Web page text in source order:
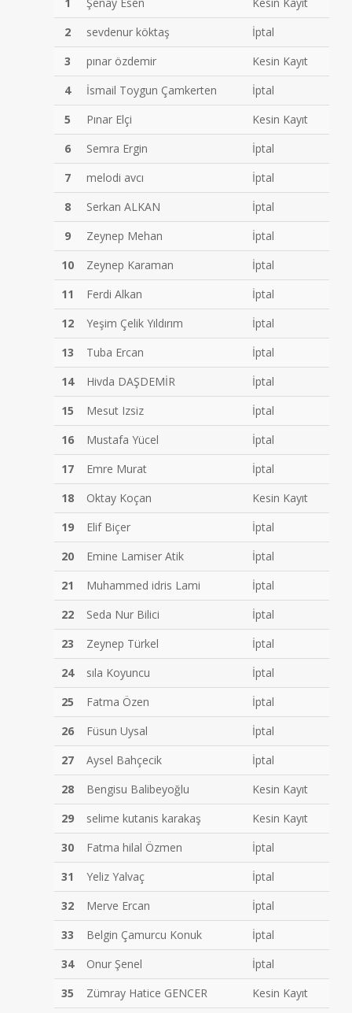
2
sevdenur köktaş
İptal
3
pınar özdemir
Kesin Kayıt
4
İsmail Toygun Çamkerten
İptal
5
Pınar Elçi
Kesin Kayıt
6
Semra Ergin
İptal
7
melodi avcı
İptal
8
Serkan ALKAN
İptal
9
Zeynep Mehan
İptal
10
Zeynep Karaman
İptal
11
Ferdi Alkan
İptal
12
Yeşim Çelik Yıldırım
İptal
13
Tuba Ercan
İptal
14
Hivda DAŞDEMİR
İptal
15
Mesut Izsiz
İptal
16
Mustafa Yücel
İptal
17
Emre Murat
İptal
18
Oktay Koçan
Kesin Kayıt
19
Elif Biçer
İptal
20
Emine Lamiser Atik
İptal
21
Muhammed idris Lami
İptal
22
Seda Nur Bilici
İptal
23
Zeynep Türkel
İptal
24
sıla Koyuncu
İptal
25
Fatma Özen
İptal
26
Füsun Uysal
İptal
27
Aysel Bahçecik
İptal
28
Bengisu Balibeyoğlu
Kesin Kayıt
29
selime kutanis karakaş
Kesin Kayıt
30
Fatma hilal Özmen
İptal
31
Yeliz Yalvaç
İptal
32
Merve Ercan
İptal
33
Belgin Çamurcu Konuk
İptal
34
Onur Şenel
İptal
35
Zümray Hatice GENCER
Kesin Kayıt